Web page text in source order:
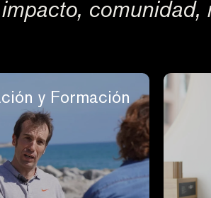
impacto, comunidad,
y Formación